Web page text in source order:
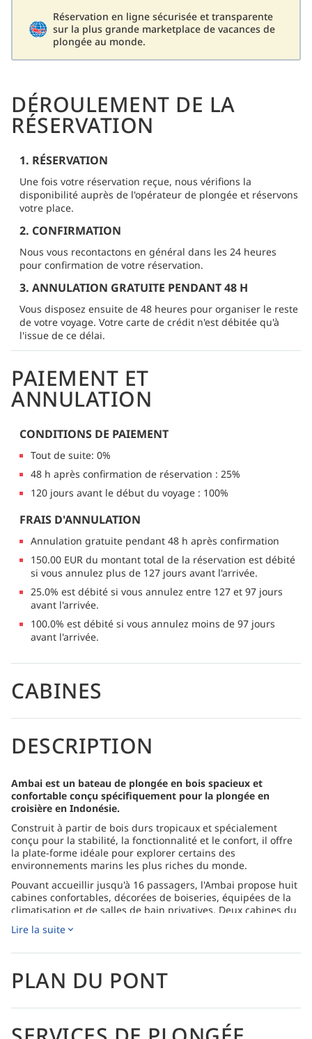
Réservation en ligne sécurisée et transparente
sur la plus grande marketplace de vacances de
plongée au monde.
DÉROULEMENT DE LA
RÉSERVATION
1. RÉSERVATION
Une fois votre réservation reçue, nous vérifions la
disponibilité auprès de l'opérateur de plongée et réservons
votre place.
2. CONFIRMATION
Nous vous recontactons en général dans les 24 heures
pour confirmation de votre réservation.
3. ANNULATION GRATUITE PENDANT 48 H
Vous disposez ensuite de 48 heures pour organiser le reste
de votre voyage. Votre carte de crédit n'est débitée qu'à
l'issue de ce délai.
PAIEMENT ET
ANNULATION
CONDITIONS DE PAIEMENT
Tout de suite: 0%
48 h après confirmation de réservation : 25%
120 jours avant le début du voyage : 100%
FRAIS D'ANNULATION
Annulation gratuite pendant 48 h après confirmation
150.00 EUR du montant total de la réservation est débité
si vous annulez plus de 127 jours avant l'arrivée.
25.0% est débité si vous annulez entre 127 et 97 jours
avant l'arrivée.
100.0% est débité si vous annulez moins de 97 jours
avant l'arrivée.
CABINES
DESCRIPTION
Ambai est un bateau de plongée en bois spacieux et
confortable conçu spécifiquement pour la plongée en
croisière en Indonésie.
Construit à partir de bois durs tropicaux et spécialement
conçu pour la stabilité, la fonctionnalité et le confort, il offre
la plate-forme idéale pour explorer certains des
environnements marins les plus riches du monde.
Pouvant accueillir jusqu'à 16 passagers, l'Ambai propose huit
cabines confortables, décorées de boiseries, équipées de la
climatisation et de salles de bain privatives. Deux cabines du
fenêtres avec vue sur la mer, tandis que six cabines du pont
chaleureux de 18 personnes, parlant couramment l'anglais,
le français et l'indonésien, assure un service personnalisé et
chaque voyage.
Les clients peuvent se détendre dans le salon climatisé
Lire la suite
PLAN DU PONT